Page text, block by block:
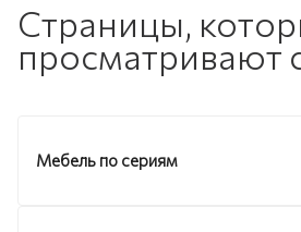
Страницы,
просматривают
Мебель по сериям